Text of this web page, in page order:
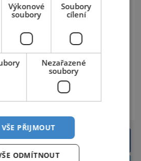
CIVILI MĚSTO
na Facebooku
Výkonové
soubory
Soubory
cílení
Nezařazené
soubory
VŠE PŘIJMOUT
ODMÍTNOUT